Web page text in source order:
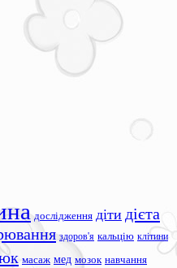
дослідження діти дієта
здоров'я кальцію клітини
масаж мед мозок навчання